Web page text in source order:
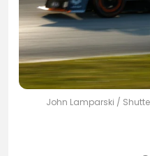
John Lamparski /